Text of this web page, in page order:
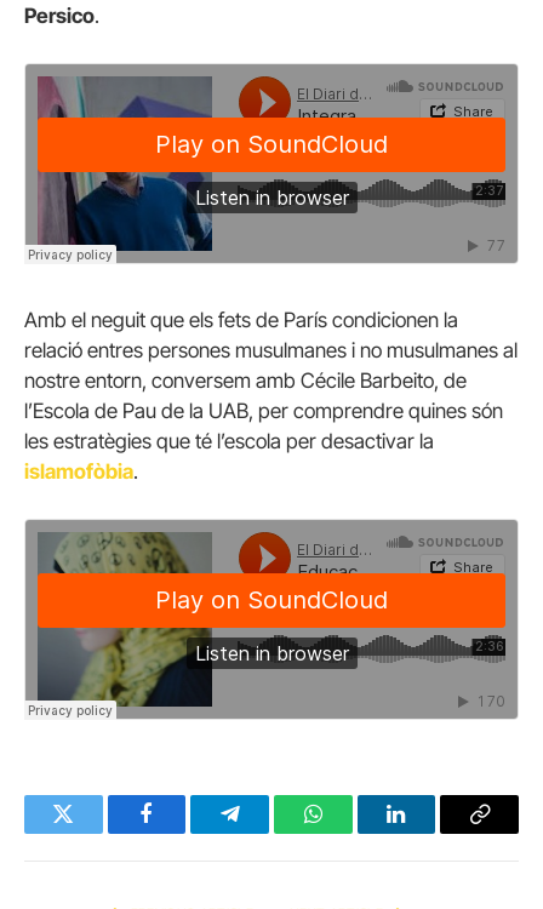
Persico.
Amb el neguit que els fets de París condicionen la
relació entres persones musulmanes i no musulmanes al
nostre entorn, conversem amb Cécile Barbeito, de
l’Escola de Pau de la UAB, per comprendre quines són
les estratègies que té l’escola per desactivar la
islamofòbia.
Twitter FacebookTelegramWhatsAppLinkedInCopy